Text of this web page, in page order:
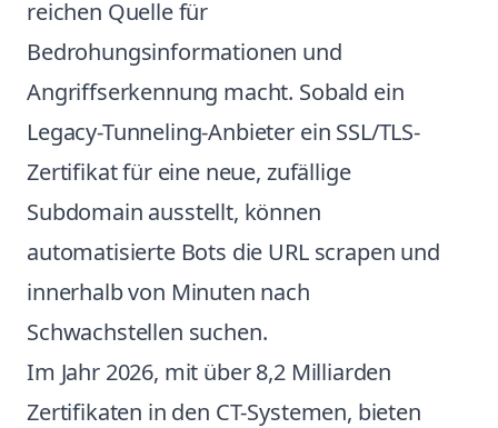
reichen Quelle für
Bedrohungsinformationen und
Angriffserkennung macht. Sobald ein
Legacy-Tunneling-Anbieter ein SSL/TLS-
Zertifikat für eine neue, zufällige
Subdomain ausstellt, können
automatisierte Bots die URL scrapen und
innerhalb von Minuten nach
Schwachstellen suchen.
Im Jahr 2026, mit über 8,2 Milliarden
Zertifikaten in den CT-Systemen, bieten